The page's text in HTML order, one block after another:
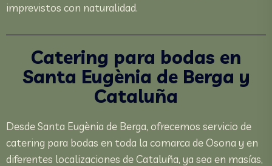
imprevistos con naturalidad.
Catering para bodas en
Santa Eugènia de Berga y
Cataluña
Desde Santa Eugènia de Berga, ofrecemos servicio de
catering para bodas en toda la comarca de Osona y en
diferentes localizaciones de Cataluña, ya sea en masías,